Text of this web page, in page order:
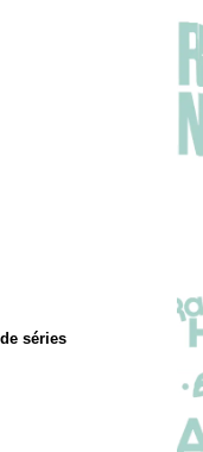
séries